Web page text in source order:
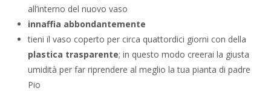
all’interno del nuovo vaso
innaffia abbondantemente
tieni il vaso coperto per circa quattordici giorni con della
plastica trasparente; in questo modo creerai la giusta
umidità per far riprendere al meglio la tua pianta di padre
Pio